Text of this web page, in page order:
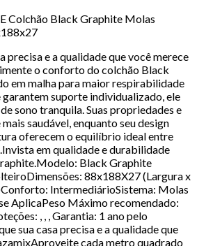
Colchão Black Graphite Molas
precisa e a qualidade que você merece
o conforto do colchão Black
em malha para maior respirabilidade
garantem suporte individualizado, ele
sono tranquila. Suas propriedades e
saudável, enquanto seu design
oferecem o equilíbrio ideal entre
em qualidade e durabilidade
Black Graphite
88x188X27 (Largura x
IntermediárioSistema: Molas
AplicaPeso Máximo recomendado:
, , , Garantia: 1 ano pelo
sua casa precisa e a qualidade que
cada metro quadrado